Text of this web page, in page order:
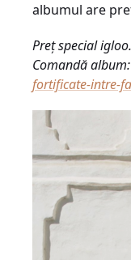
albumul are
Preț special
Comandă album:
fortificate-intre-